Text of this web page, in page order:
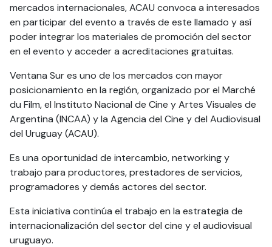
mercados internacionales, ACAU convoca a interesados
en participar del evento a través de este llamado y así
poder integrar los materiales de promoción del sector
en el evento y acceder a acreditaciones gratuitas.
Ventana Sur es uno de los mercados con mayor
posicionamiento en la región, organizado por el Marché
du Film, el Instituto Nacional de Cine y Artes Visuales de
Argentina (INCAA) y la Agencia del Cine y del Audiovisual
del Uruguay (ACAU).
Es una oportunidad de intercambio, networking y
trabajo para productores, prestadores de servicios,
programadores y demás actores del sector.
Esta iniciativa continúa el trabajo en la estrategia de
internacionalización del sector del cine y el audiovisual
uruguayo.